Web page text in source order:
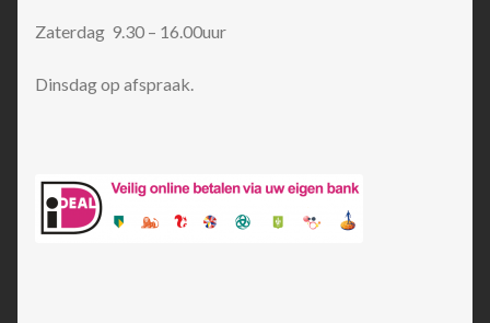
Zaterdag 9.30 – 16.00uur
Dinsdag op afspraak.